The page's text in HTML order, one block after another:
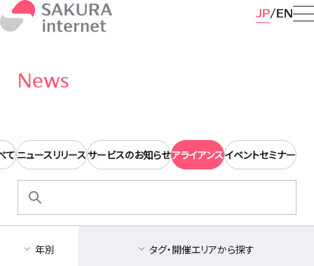
JP EN
News
てニュースリリースサービスのお知らせアライアンスイベントセミナー
年別 タグ・開催エリアから探す